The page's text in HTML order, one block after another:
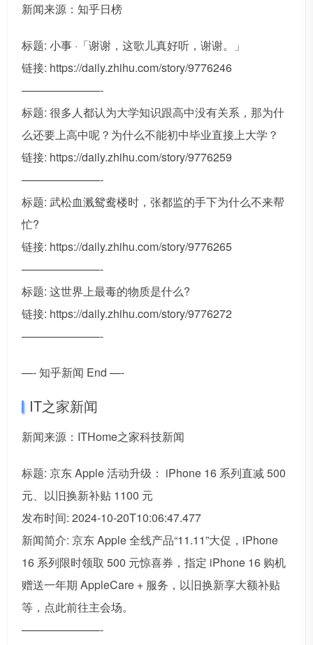
新闻来源：知乎日榜
标题: 小事 ·「谢谢，这歌儿真好听，谢谢。」
链接: https://daily.zhihu.com/story/9776246
———————-
标题: 很多人都认为大学知识跟高中没有关系，那为什
么还要上高中呢？为什么不能初中毕业直接上大学？
链接: https://daily.zhihu.com/story/9776259
———————-
标题: 武松血溅鸳鸯楼时，张都监的手下为什么不来帮
忙?
链接: https://daily.zhihu.com/story/9776265
———————-
标题: 这世界上最毒的物质是什么?
链接: https://daily.zhihu.com/story/9776272
———————-
—- 知乎新闻 End —-
IT之家新闻
新闻来源：ITHome之家科技新闻
标题: 京东 Apple 活动升级： iPhone 16 系列直减 500
元、以旧换新补贴 1100 元
发布时间: 2024-10-20T10:06:47.477
新闻简介: 京东 Apple 全线产品“11.11”大促，iPhone
16 系列限时领取 500 元惊喜券，指定 iPhone 16 购机
赠送一年期 AppleCare + 服务，以旧换新享大额补贴
等，点此前往主会场。
———————-